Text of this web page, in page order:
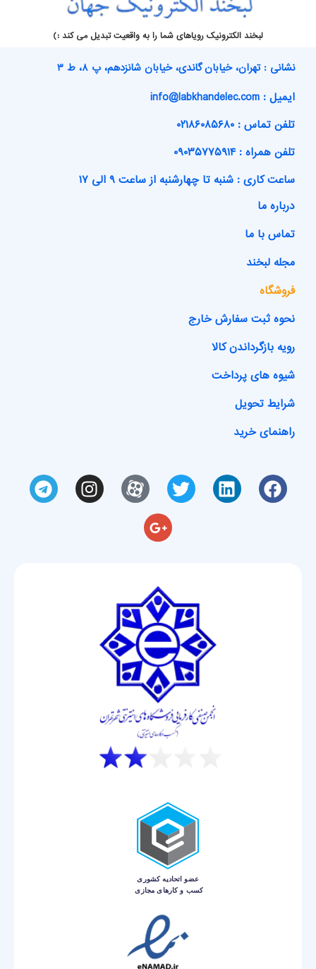
لبخند الکترونیک رویاهای شما را به واقعیت تبدیل می کند :)
نشانی : تهران، خیابان گاندی، خیابان شانزدهم، پ ۸، ط ۳
ایمیل : info@labkhandelec.com
تلفن تماس : ۰۲۱۸۶۰۸۵۶۸۰
تلفن همراه : ۰۹۰۳۵۷۷۵۹۱۴
ساعت کاری : شنبه تا چهارشنبه از ساعت ۹ الی ۱۷
درباره ما
تماس با ما
مجله لبخند
فروشگاه
نحوه ثبت سفارش خارج
رویه بازگرداندن کالا
شیوه های پرداخت
شرایط تحویل
راهنمای خرید